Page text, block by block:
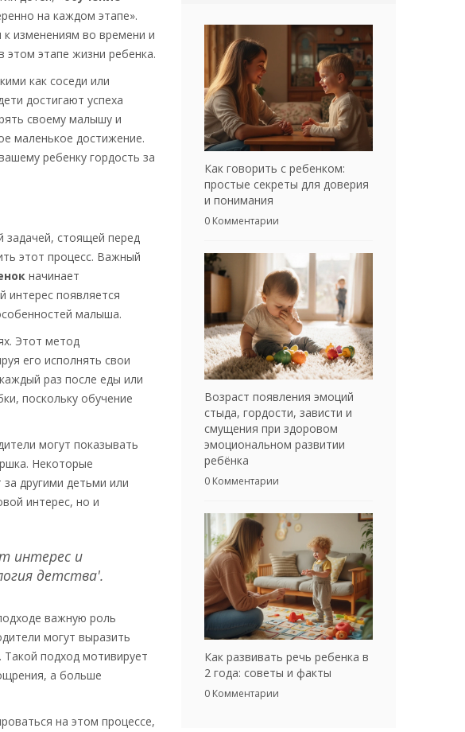
на каждом этапе».
изменениям во времени и
этапе жизни ребенка.
как соседи или
достигают успеха
своему малышу и
маленькое достижение.
ребенку гордость за
задачей, стоящей перед
этот процесс. Важный
начинает
интерес появляется
малыша.
Этот метод
его исполнять свои
раз после еды или
поскольку обучение
могут показывать
Некоторые
другими детьми или
интерес, но и
интерес и
детства'.
важную роль
могут выразить
подход мотивирует
а больше
на этом процессе,
Как говорить с ребенком:
простые секреты для доверия
и понимания
0 Комментарии
Возраст появления эмоций
стыда, гордости, зависти и
смущения при здоровом
эмоциональном развитии
ребёнка
0 Комментарии
Как развивать речь ребенка в
2 года: советы и факты
0 Комментарии